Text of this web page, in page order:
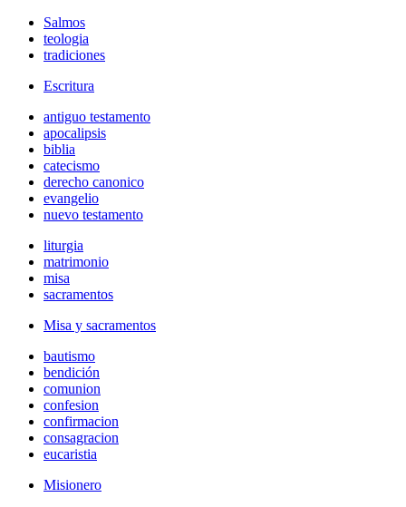
Salmos
teologia
tradiciones
Escritura
antiguo testamento
apocalipsis
biblia
catecismo
derecho canonico
evangelio
nuevo testamento
liturgia
matrimonio
misa
sacramentos
Misa y sacramentos
bautismo
bendición
comunion
confesion
confirmacion
consagracion
eucaristia
Misionero